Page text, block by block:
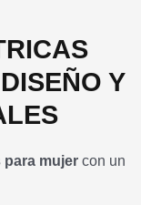
Y
para mujer con un